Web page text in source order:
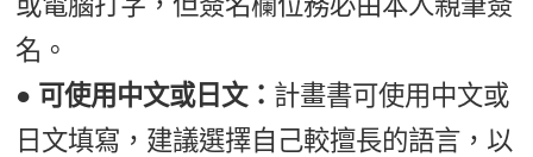
名。
● 可使用中文或日文： 計畫書可使用中文或
日文填寫，建議選擇自己較擅長的語言，以